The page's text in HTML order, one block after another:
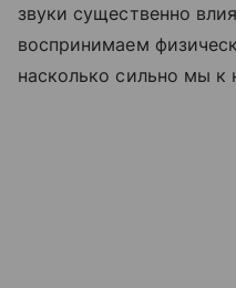
звуки существенно
воспринимаем
насколько сильно мы к